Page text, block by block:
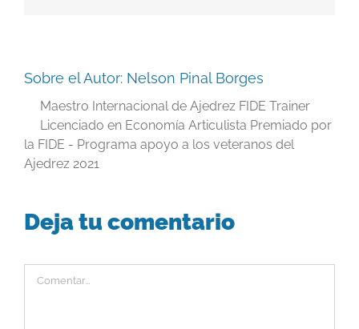
Sobre el Autor: Nelson Pinal Borges
Maestro Internacional de Ajedrez FIDE Trainer
Licenciado en Economía Articulista Premiado por
la FIDE - Programa apoyo a los veteranos del
Ajedrez 2021
Deja tu comentario